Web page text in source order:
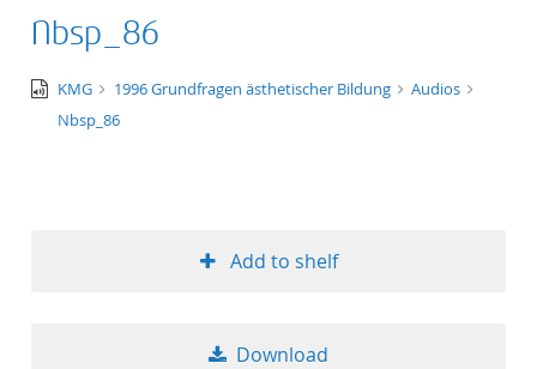
Nbsp_86
audio/x-
wav
KMG 1996 Grundfragen ästhetischer Bildung
Audios
Nbsp_86
Add to shelf
Download